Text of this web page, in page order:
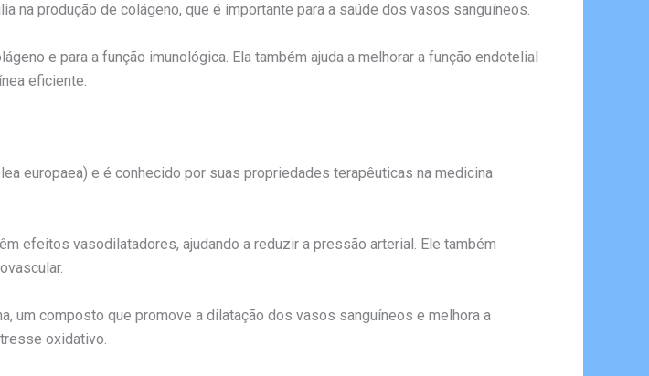
na produção de colágeno, que é importante para a saúde dos vasos sanguíneos.
e para a função imunológica. Ela também ajuda a melhorar a função endotelial
eficiente.
europaea) e é conhecido por suas propriedades terapêuticas na medicina
efeitos vasodilatadores, ajudando a reduzir a pressão arterial. Ele também
um composto que promove a dilatação dos vasos sanguíneos e melhora a
oxidativo.